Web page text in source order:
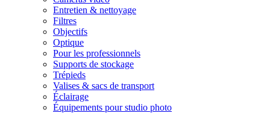
Entretien & nettoyage
Filtres
Objectifs
Optique
Pour les professionnels
Supports de stockage
Trépieds
Valises & sacs de transport
Éclairage
Équipements pour studio photo